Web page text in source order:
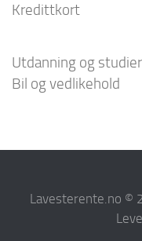
Kredittkort
Utdanning og studier
Bil og vedlikehold
Lavesterente.no ©